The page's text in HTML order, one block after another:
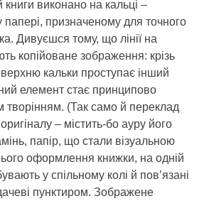
книги виконано на кальці –
призначеному для точного
Дивуєшся тому, що лінії на
копійоване зображення: крізь
кальки проступає інший
елемент стає принципово
(Так само й переклад
– містить-бо ауру його
папір, що стали візуальною
оформлення книжки, на одній
у спільному колі й пов’язані
пунктиром. Зображене